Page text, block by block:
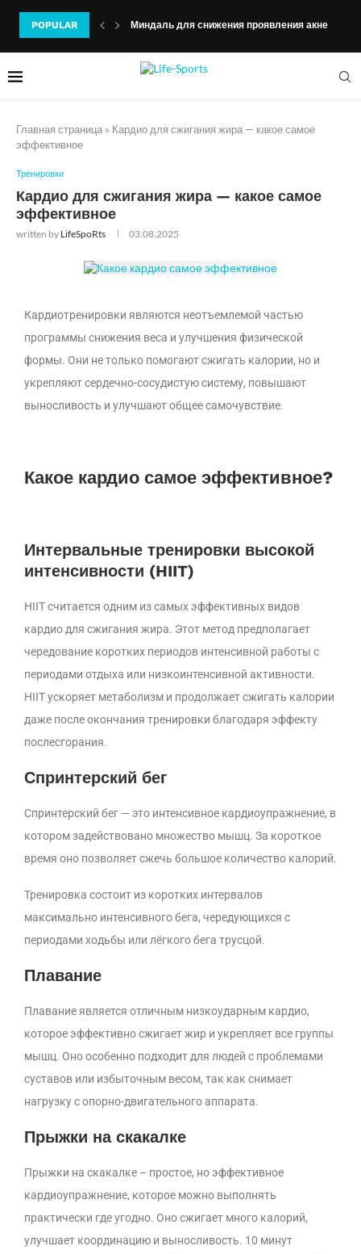
POPULAR Миндаль для снижения проявления акне
Главная страница » Кардио для сжигания жира — какое самое
эффективное
Тренировки
Кардио для сжигания жира — какое самое
эффективное
written by LifeSpoRts 03.08.2025
Кардиотренировки являются неотъемлемой частью
программы снижения веса и улучшения физической
формы. Они не только помогают сжигать калории, но и
укрепляют сердечно-сосудистую систему, повышают
выносливость и улучшают общее самочувствие.
Какое кардио самое эффективное?
Интервальные тренировки высокой
интенсивности (HIIT)
HIIT считается одним из самых эффективных видов
кардио для сжигания жира. Этот метод предполагает
чередование коротких периодов интенсивной работы с
периодами отдыха или низкоинтенсивной активности.
HIIT ускоряет метаболизм и продолжает сжигать калории
даже после окончания тренировки благодаря эффекту
послесгорания.
Спринтерский бег
Спринтерский бег — это интенсивное кардиоупражнение, в
котором задействовано множество мышц. За короткое
время оно позволяет сжечь большое количество калорий.
Тренировка состоит из коротких интервалов
максимально интенсивного бега, чередующихся с
периодами ходьбы или лёгкого бега трусцой.
Плавание
Плавание является отличным низкоударным кардио,
которое эффективно сжигает жир и укрепляет все группы
мышц. Оно особенно подходит для людей с проблемами
суставов или избыточным весом, так как снимает
нагрузку с опорно-двигательного аппарата.
Прыжки на скакалке
Прыжки на скакалке – простое, но эффективное
кардиоупражнение, которое можно выполнять
практически где угодно. Оно сжигает много калорий,
улучшает координацию и выносливость. 10 минут